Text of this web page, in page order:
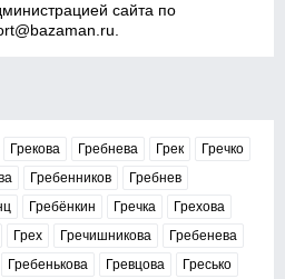
сайта по
Грекова Гребнева Грек
Гречко
Гребенников
Гребнев
Гребёнкин Гречка
Грехова
Грех Гречишникова
Гребенева
Гребенькова Гревцова Гресько